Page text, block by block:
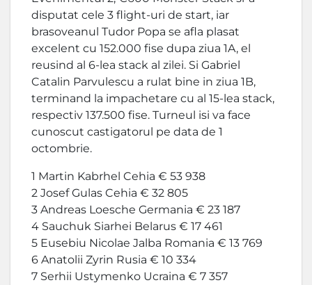
disputat cele 3 flight-uri de start, iar
brasoveanul Tudor Popa se afla plasat
excelent cu 152.000 fise dupa ziua 1A, el
reusind al 6-lea stack al zilei. Si Gabriel
Catalin Parvulescu a rulat bine in ziua 1B,
terminand la impachetare cu al 15-lea stack,
respectiv 137.500 fise. Turneul isi va face
cunoscut castigatorul pe data de 1
octombrie.
1 Martin Kabrhel Cehia € 53 938
2 Josef Gulas Cehia € 32 805
3 Andreas Loesche Germania € 23 187
4 Sauchuk Siarhei Belarus € 17 461
5 Eusebiu Nicolae Jalba Romania € 13 769
6 Anatolii Zyrin Rusia € 10 334
7 Serhii Ustymenko Ucraina € 7 357